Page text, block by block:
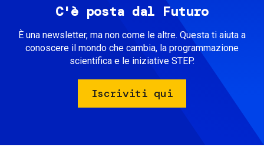
C'è posta dal Futuro
È una newsletter, ma non come le altre. Questa ti aiuta a
conoscere il mondo che cambia, la programmazione
scientifica e le iniziative STEP.
Iscriviti qui